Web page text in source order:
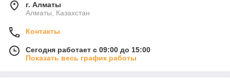
г. Алматы
Алматы, Казахстан
Контакты
Сегодня работает с 09:00 до 15:00
Показать весь график работы